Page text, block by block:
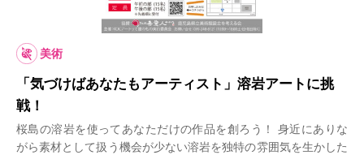
美術
「気づけばあなたもアーティスト」溶岩アートに挑
戦！
桜島の溶岩を使ってあなただけの作品を創ろう！ 身近にありな
がら素材として扱う機会が少ない溶岩を独特の雰囲気を生かした